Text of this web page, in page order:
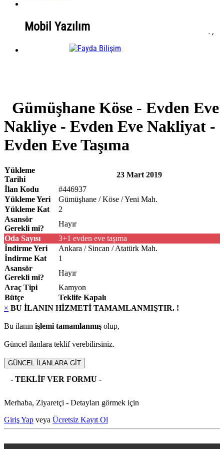
Mobil Yazılım . ,
Gümüşhane Köse - Evden Eve
Nakliye - Evden Eve Nakliyat -
Evden Eve Taşıma
Yükleme
Tarihi
23 Mart 2019
İlan Kodu
#446937
Yükleme Yeri
Gümüşhane / Köse / Yeni Mah.
Yükleme Kat
2
Asansör
Gerekli mi?
Hayır
Oda Sayısı
3+1 evden eve taşıma
İndirme Yeri
Ankara / Sincan / Atatürk Mah.
İndirme Kat
1
Asansör
Gerekli mi?
Hayır
Araç Tipi
Kamyon
Bütçe
Teklife Kapalı
× BU İLANIN HİZMETİ TAMAMLANMIŞTIR. !
Bu ilanın işlemi tamamlanmış olup,
Güncel ilanlara teklif verebilirsiniz.
GÜNCEL İLANLARA GİT
- TEKLİF VER FORMU -
Merhaba, Ziyaretçi - Detayları görmek için
Giriş Yap veya Ücretsiz Kayıt Ol